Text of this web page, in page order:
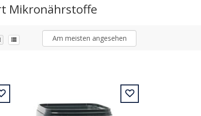
Mikronährstoffe
Am meisten angesehen